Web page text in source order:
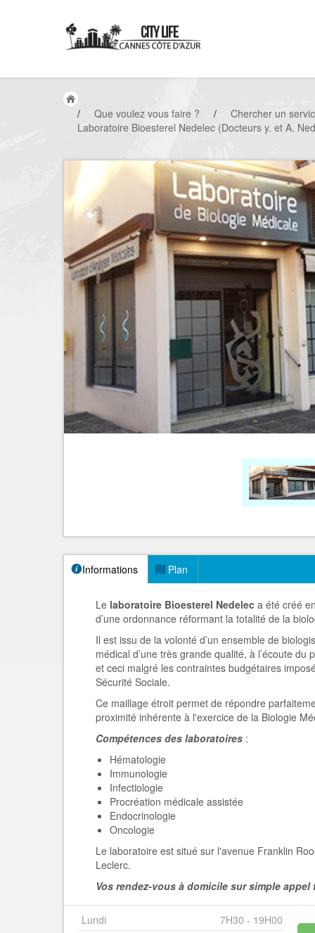
/ Que voulez vous faire ? /
Chercher un
Laboratoire Bioesterel Nedelec (Docteurs y. et A.
Informations Plan
Le laboratoire Bioesterel Nedelec a été créé
d’une ordonnance réformant la totalité de la
Il est issu de la volonté d’un ensemble de
médical d’une très grande qualité, à l’écoute
et ceci malgré les contraintes budgétaires
Sécurité Sociale.
Ce maillage étroit permet de répondre
proximité inhérente à l'exercice de la Biologie
Compétences des laboratoires :
Hématologie
Immunologie
Infectiologie
Procréation médicale assistée
Endocrinologie
Oncologie
Le laboratoire est situé sur l'avenue Franklin
Leclerc.
Vos rendez-vous à domicile sur simple
Lundi
7H30 - 19H00